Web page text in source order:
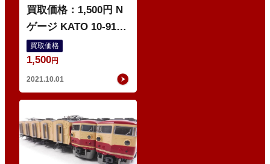
買取価格：1,500円 N
ゲージ KATO 10-912
201系 四季彩タイプ 4
両セット JR東日本
買取価格
1,500円
2021.10.01